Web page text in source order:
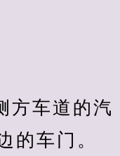
方车道的汽
的车门。